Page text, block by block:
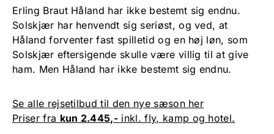
Erling Braut Håland har ikke bestemt sig endnu.
Solskjær har henvendt sig seriøst, og ved, at
Håland forventer fast spilletid og en høj løn, som
Solskjær eftersigende skulle være villig til at give
ham. Men Håland har ikke bestemt sig endnu.
Se alle rejsetilbud til den nye sæson her
Priser fra kun 2.445,- inkl. fly, kamp og hotel.